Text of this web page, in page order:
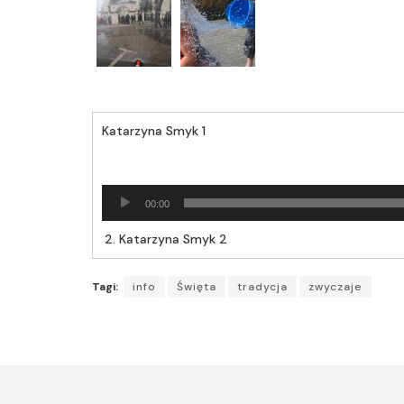
Katarzyna Smyk 1
Odtwarzacz
plików
dźwiękowych
00:00
2. Katarzyna Smyk 2
Tagi: info Święta tradycja zwyczaje